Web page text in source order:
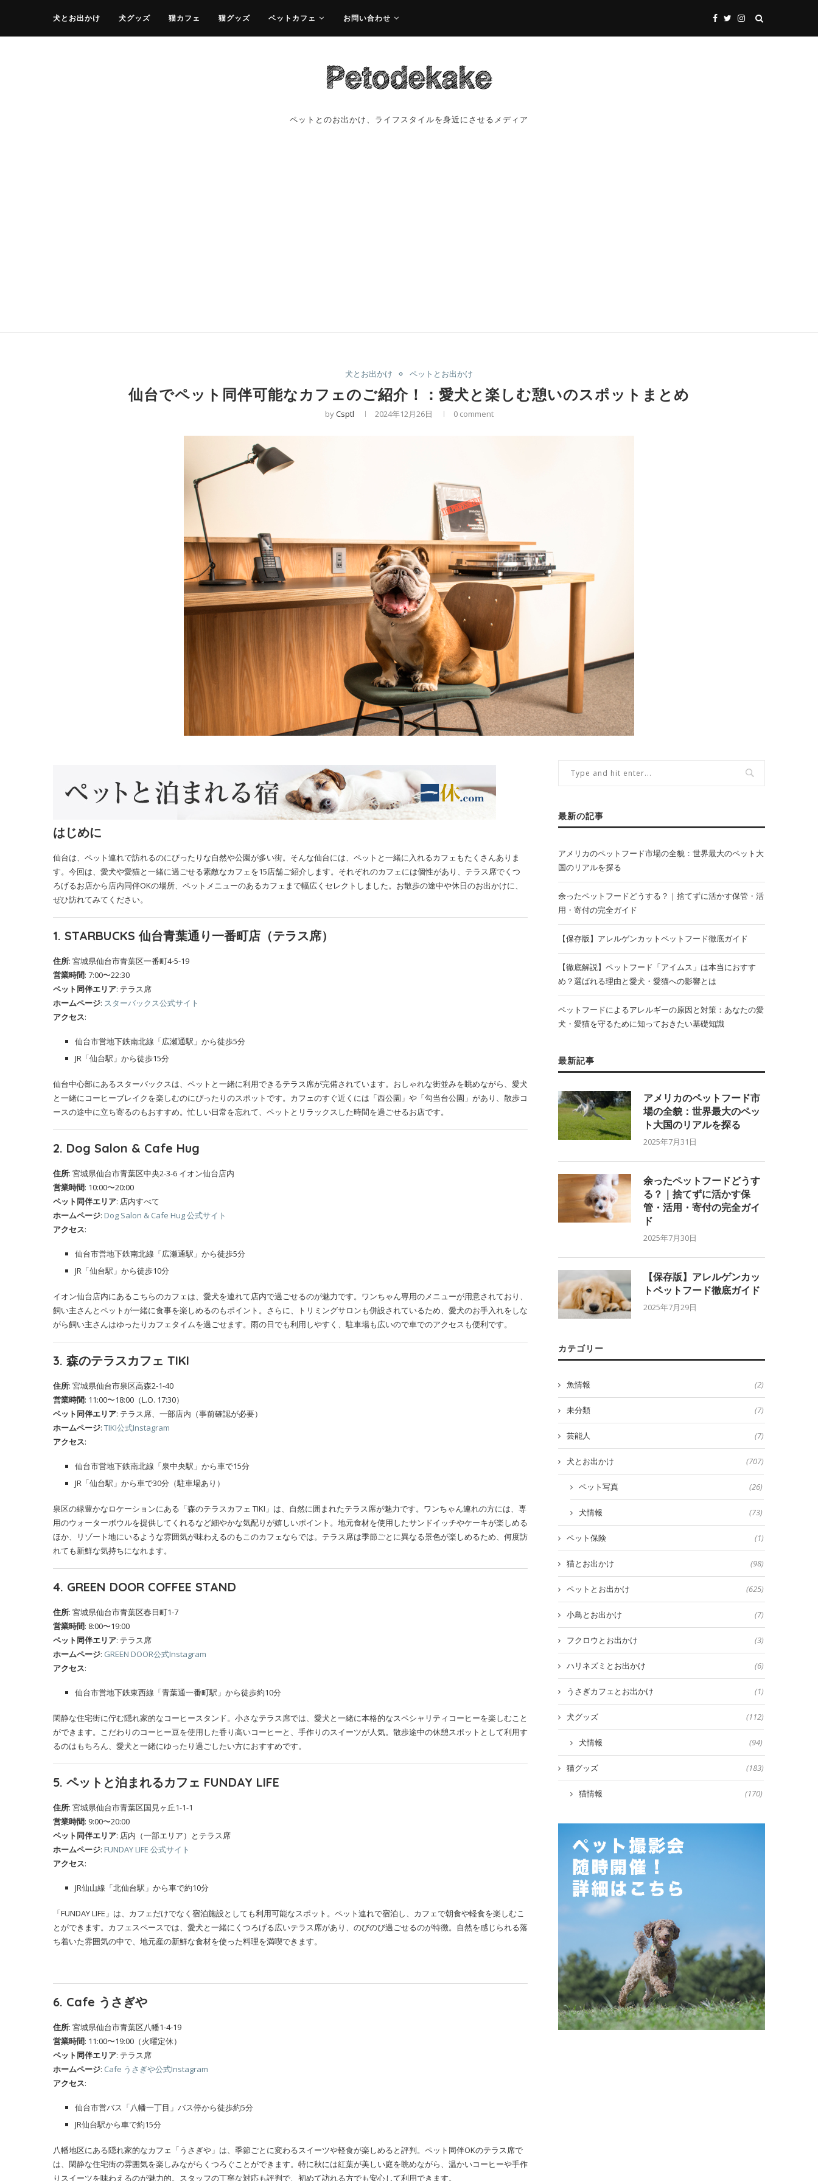
犬とお出かけ 犬グッズ 猫カフェ 猫グッズ ペットカフェ お問い合わせ
ペットとのお出かけ、ライフスタイルを身近にさせるメディア
犬とお出かけ ペットとお出かけ
仙台でペット同伴可能なカフェのご紹介！：愛犬と楽しむ憩いのスポットまとめ
byCsptl 2024年12月26日 0 comment
はじめに
仙台は、ペット連れで訪れるのにぴったりな自然や公園が多い街。そんな仙台には、ペットと一緒に入れるカフェもたくさんありま
す。今回は、愛犬や愛猫と一緒に過ごせる素敵なカフェを15店舗ご紹介します。それぞれのカフェには個性があり、テラス席でくつ
ろげるお店から店内同伴OKの場所、ペットメニューのあるカフェまで幅広くセレクトしました。お散歩の途中や休日のお出かけに、
ぜひ訪れてみてください。
1. STARBUCKS 仙台青葉通り一番町店（テラス席）
住所: 宮城県仙台市青葉区一番町4-5-19
営業時間: 7:00〜22:30
ペット同伴エリア: テラス席
ホームページ: スターバックス公式サイト
アクセス:
仙台市営地下鉄南北線「広瀬通駅」から徒歩5分
JR「仙台駅」から徒歩15分
仙台中心部にあるスターバックスは、ペットと一緒に利用できるテラス席が完備されています。おしゃれな街並みを眺めながら、愛犬
と一緒にコーヒーブレイクを楽しむのにぴったりのスポットです。カフェのすぐ近くには「西公園」や「勾当台公園」があり、散歩コ
ースの途中に立ち寄るのもおすすめ。忙しい日常を忘れて、ペットとリラックスした時間を過ごせるお店です。
2. Dog Salon & Cafe Hug
住所: 宮城県仙台市青葉区中央2-3-6 イオン仙台店内
営業時間: 10:00〜20:00
ペット同伴エリア: 店内すべて
ホームページ: Dog Salon & Cafe Hug 公式サイト
アクセス:
仙台市営地下鉄南北線「広瀬通駅」から徒歩5分
JR「仙台駅」から徒歩10分
イオン仙台店内にあるこちらのカフェは、愛犬を連れて店内で過ごせるのが魅力です。ワンちゃん専用のメニューが用意されており、
飼い主さんとペットが一緒に食事を楽しめるのもポイント。さらに、トリミングサロンも併設されているため、愛犬のお手入れをしな
がら飼い主さんはゆったりカフェタイムを過ごせます。雨の日でも利用しやすく、駐車場も広いので車でのアクセスも便利です。
3. 森のテラスカフェ TIKI
住所: 宮城県仙台市泉区高森2-1-40
営業時間: 11:00〜18:00（L.O. 17:30）
ペット同伴エリア: テラス席、一部店内（事前確認が必要）
ホームページ: TIKI公式Instagram
アクセス:
仙台市営地下鉄南北線「泉中央駅」から車で15分
JR「仙台駅」から車で30分（駐車場あり）
泉区の緑豊かなロケーションにある「森のテラスカフェ TIKI」は、自然に囲まれたテラス席が魅力です。ワンちゃん連れの方には、専
用のウォーターボウルを提供してくれるなど細やかな気配りが嬉しいポイント。地元食材を使用したサンドイッチやケーキが楽しめる
ほか、リゾート地にいるような雰囲気が味わえるのもこのカフェならでは。テラス席は季節ごとに異なる景色が楽しめるため、何度訪
れても新鮮な気持ちになれます。
4. GREEN DOOR COFFEE STAND
住所: 宮城県仙台市青葉区春日町1-7
営業時間: 8:00〜19:00
ペット同伴エリア: テラス席
ホームページ: GREEN DOOR公式Instagram
アクセス:
仙台市営地下鉄東西線「青葉通一番町駅」から徒歩約10分
閑静な住宅街に佇む隠れ家的なコーヒースタンド。小さなテラス席では、愛犬と一緒に本格的なスペシャリティコーヒーを楽しむこと
ができます。こだわりのコーヒー豆を使用した香り高いコーヒーと、手作りのスイーツが人気。散歩途中の休憩スポットとして利用す
るのはもちろん、愛犬と一緒にゆったり過ごしたい方におすすめです。
5. ペットと泊まれるカフェ FUNDAY LIFE
住所: 宮城県仙台市青葉区国見ヶ丘1-1-1
営業時間: 9:00〜20:00
ペット同伴エリア: 店内（一部エリア）とテラス席
ホームページ: FUNDAY LIFE 公式サイト
アクセス:
JR仙山線「北仙台駅」から車で約10分
「FUNDAY LIFE」は、カフェだけでなく宿泊施設としても利用可能なスポット。ペット連れで宿泊し、カフェで朝食や軽食を楽しむこ
とができます。カフェスペースでは、愛犬と一緒にくつろげる広いテラス席があり、のびのび過ごせるのが特徴。自然を感じられる落
ち着いた雰囲気の中で、地元産の新鮮な食材を使った料理を満喫できます。
6. Cafe うさぎや
住所: 宮城県仙台市青葉区八幡1-4-19
営業時間: 11:00〜19:00（火曜定休）
ペット同伴エリア: テラス席
ホームページ: Cafe うさぎや公式Instagram
アクセス:
仙台市営バス「八幡一丁目」バス停から徒歩約5分
JR仙台駅から車で約15分
八幡地区にある隠れ家的なカフェ「うさぎや」は、季節ごとに変わるスイーツや軽食が楽しめると評判。ペット同伴OKのテラス席で
は、閑静な住宅街の雰囲気を楽しみながらくつろぐことができます。特に秋には紅葉が美しい庭を眺めながら、温かいコーヒーや手作
りスイーツを味わえるのが魅力的。スタッフの丁寧な対応も評判で、初めて訪れる方でも安心して利用できます。
最新の記事
アメリカのペットフード市場の全貌：世界最大のペット大
国のリアルを探る
余ったペットフードどうする？｜捨てずに活かす保管・活
用・寄付の完全ガイド
【保存版】アレルゲンカットペットフード徹底ガイド
【徹底解説】ペットフード「アイムス」は本当におすす
め？選ばれる理由と愛犬・愛猫への影響とは
ペットフードによるアレルギーの原因と対策：あなたの愛
犬・愛猫を守るために知っておきたい基礎知識
最新記事
アメリカのペットフード市
場の全貌：世界最大のペッ
ト大国のリアルを探る
2025年7月31日
余ったペットフードどうす
る？｜捨てずに活かす保
管・活用・寄付の完全ガイ
ド
2025年7月30日
【保存版】アレルゲンカッ
トペットフード徹底ガイド
2025年7月29日
カテゴリー
魚情報 (2)
未分類 (7)
芸能人 (7)
犬とお出かけ (707)
ペット写真 (26)
犬情報 (73)
ペット保険 (1)
猫とお出かけ (98)
ペットとお出かけ (625)
小鳥とお出かけ (7)
フクロウとお出かけ (3)
ハリネズミとお出かけ (6)
うさぎカフェとお出かけ (1)
犬グッズ (112)
犬情報 (94)
猫グッズ (183)
猫情報 (170)